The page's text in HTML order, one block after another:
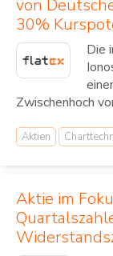
von
30%
Die
Zwischenhoch
Aktien
Aktie im